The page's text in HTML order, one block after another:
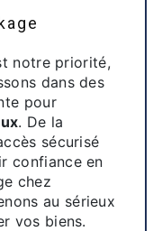
notre priorité,
dans des
pour
. De la
sécurisé
confiance en
chez
au sérieux
vos biens.